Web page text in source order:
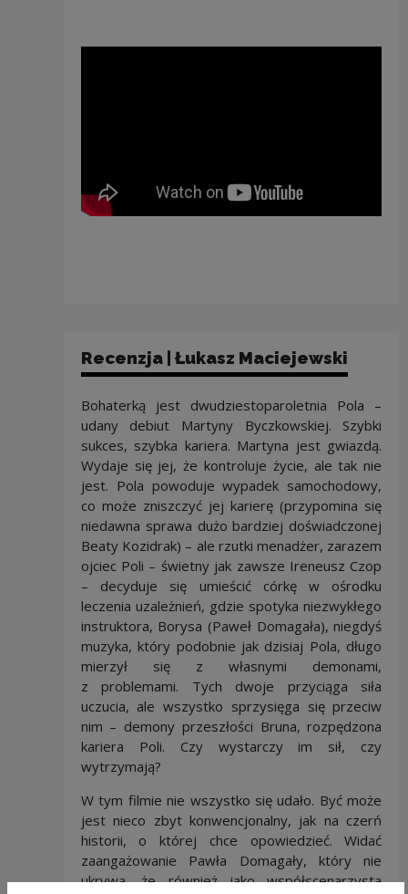
Recenzja | Łukasz Maciejewski
Bohaterką jest dwudziestoparoletnia Pola –
udany debiut Martyny Byczkowskiej. Szybki
sukces, szybka kariera. Martyna jest gwiazdą.
Wydaje się jej, że kontroluje życie, ale tak nie
jest. Pola powoduje wypadek samochodowy,
co może zniszczyć jej karierę (przypomina się
niedawna sprawa dużo bardziej doświadczonej
Beaty Kozidrak) – ale rzutki menadżer, zarazem
ojciec Poli – świetny jak zawsze Ireneusz Czop
– decyduje się umieścić córkę w ośrodku
leczenia uzależnień, gdzie spotyka niezwykłego
instruktora, Borysa (Paweł Domagała), niegdyś
muzyka, który podobnie jak dzisiaj Pola, długo
mierzył się z własnymi demonami,
z problemami. Tych dwoje przyciąga siła
uczucia, ale wszystko sprzysięga się przeciw
nim – demony przeszłości Bruna, rozpędzona
kariera Poli. Czy wystarczy im sił, czy
wytrzymają?
W tym filmie nie wszystko się udało. Być może
jest nieco zbyt konwencjonalny, jak na czerń
historii, o której chce opowiedzieć. Widać
zaangażowanie Pawła Domagały, który nie
ukrywa, że również jako współscenarzysta